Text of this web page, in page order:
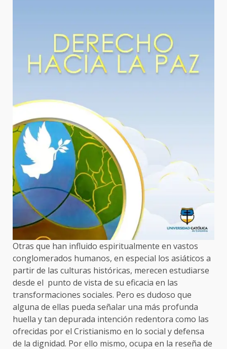
Otras que han influido espiritualmente en vastos
conglomerados humanos, en especial los asiáticos a
partir de las culturas históricas, merecen estudiarse
desde el punto de vista de su eficacia en las
transformaciones sociales. Pero es dudoso que
alguna de ellas pueda señalar una más profunda
huella y tan depurada intención redentora como las
ofrecidas por el Cristianismo en lo social y defensa
de la dignidad. Por ello mismo, ocupa en la reseña de